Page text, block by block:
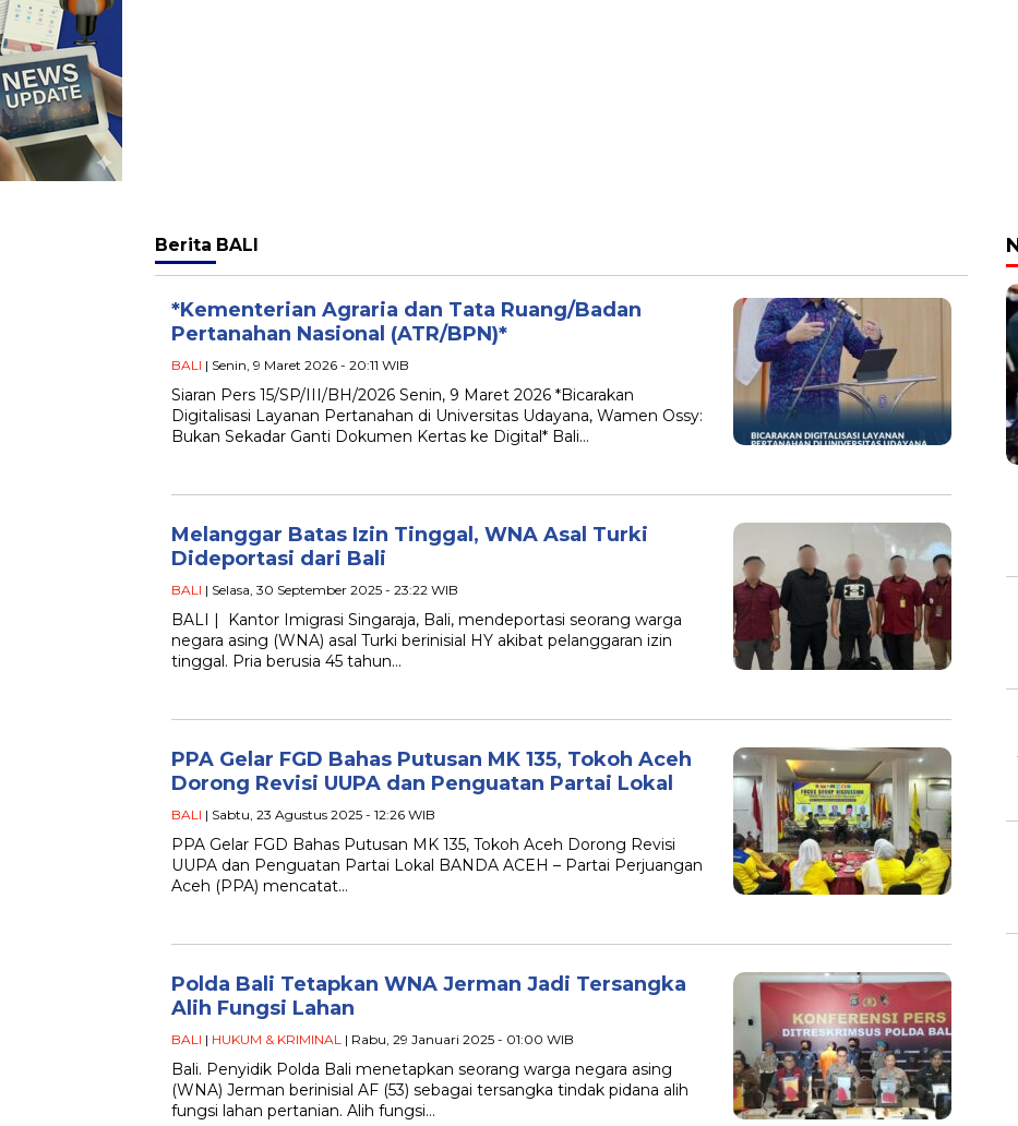
Berita BALI
*Kementerian Agraria dan Tata Ruang/Badan
Pertanahan Nasional (ATR/BPN)*
BALI | Senin, 9 Maret 2026 - 20:11 WIB
Siaran Pers 15/SP/III/BH/2026 Senin, 9 Maret 2026 *Bicarakan
Digitalisasi Layanan Pertanahan di Universitas Udayana, Wamen Ossy:
Bukan Sekadar Ganti Dokumen Kertas ke Digital* Bali…
Melanggar Batas Izin Tinggal, WNA Asal Turki
Dideportasi dari Bali
BALI | Selasa, 30 September 2025 - 23:22 WIB
BALI | Kantor Imigrasi Singaraja, Bali, mendeportasi seorang warga
negara asing (WNA) asal Turki berinisial HY akibat pelanggaran izin
tinggal. Pria berusia 45 tahun…
PPA Gelar FGD Bahas Putusan MK 135, Tokoh Aceh
Dorong Revisi UUPA dan Penguatan Partai Lokal
BALI | Sabtu, 23 Agustus 2025 - 12:26 WIB
PPA Gelar FGD Bahas Putusan MK 135, Tokoh Aceh Dorong Revisi
UUPA dan Penguatan Partai Lokal BANDA ACEH – Partai Perjuangan
Aceh (PPA) mencatat…
Polda Bali Tetapkan WNA Jerman Jadi Tersangka
Alih Fungsi Lahan
BALI | HUKUM & KRIMINAL | Rabu, 29 Januari 2025 - 01:00 WIB
Bali. Penyidik Polda Bali menetapkan seorang warga negara asing
(WNA) Jerman berinisial AF (53) sebagai tersangka tindak pidana alih
fungsi lahan pertanian. Alih fungsi…